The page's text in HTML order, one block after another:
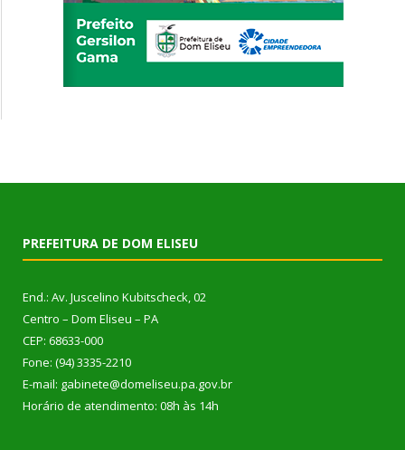
PREFEITURA DE DOM ELISEU
End.: Av. Juscelino Kubitscheck, 02
Centro – Dom Eliseu – PA
CEP: 68633-000
Fone: (94) 3335-2210
E-mail: gabinete@domeliseu.pa.gov.br
Horário de atendimento: 08h às 14h